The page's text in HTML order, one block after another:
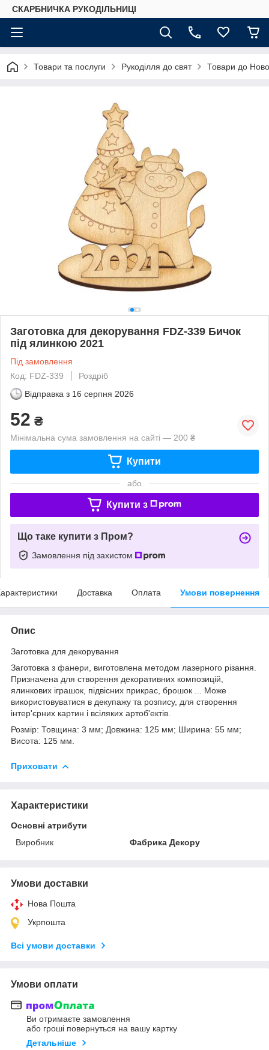
СКАРБНИЧКА РУКОДІЛЬНИЦІ
Товари та послуги Рукоділля до свят Товари до
Заготовка для декорування FDZ-339 Бичок
під ялинкою 2021
Під замовлення
Код: FDZ-339
Роздріб
Відправка з 16 серпня 2026
52 ₴
Мінімальна сума замовлення на сайті — 200 ₴
Купити
або
Купити з
Що таке купити з Пром?
Замовлення під захистом
Доставка Оплата Умови повернення
Опис
Заготовка для декорування
Заготовка з фанери, виготовлена методом лазерного різання.
Призначена для створення декоративних композицій,
ялинкових іграшок, підвісних прикрас, брошок ... Може
використовуватися в декупажу та розпису, для створення
інтер'єрних картин і всіляких артоб'ектів.
Розмір: Товщина: 3 мм; Довжина: 125 мм; Ширина: 55 мм;
Висота: 125 мм.
Приховати
Характеристики
Основні атрибути
Виробник
Фабрика Декору
Умови доставки
Нова Пошта
Укрпошта
Всі умови доставки
Умови оплати
Ви отримаєте замовлення
або гроші повернуться на вашу картку
Детальніше